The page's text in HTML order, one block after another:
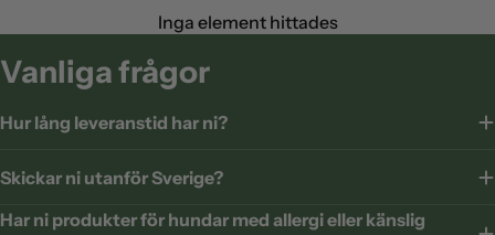
Inga element hittades
Vanliga frågor
Hur lång leveranstid har ni?
Skickar ni utanför Sverige?
Har ni produkter för hundar med allergi eller känslig